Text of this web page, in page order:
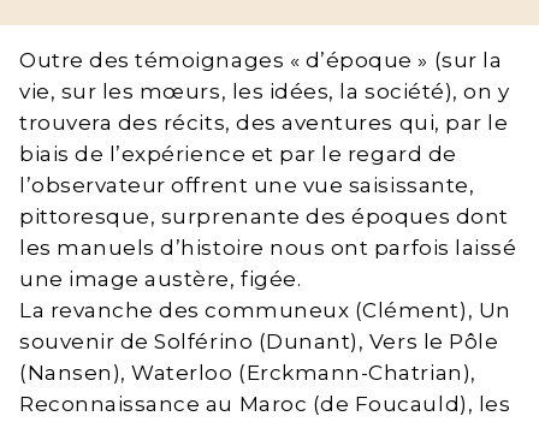
Outre des témoignages « d’époque » (sur la
vie, sur les mœurs, les idées, la société), on y
trouvera des récits, des aventures qui, par le
biais de l’expérience et par le regard de
l’observateur offrent une vue saisissante,
pittoresque, surprenante des époques dont
les manuels d’histoire nous ont parfois laissé
une image austère, figée.
La revanche des communeux (Clément), Un
souvenir de Solférino (Dunant), Vers le Pôle
(Nansen), Waterloo (Erckmann-Chatrian),
Reconnaissance au Maroc (de Foucauld), les